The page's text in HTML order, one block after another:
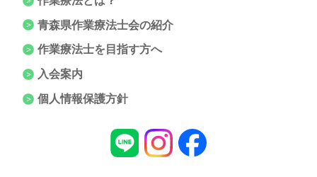
青森県作業療法士会の紹介
作業療法士を目指す方へ
入会案内
個人情報保護方針